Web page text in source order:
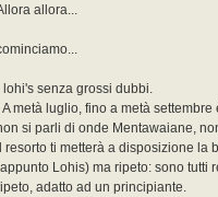
allora...
lohi's senza grossi dubbi.
A metà luglio, fino a metà
si parli di onde Mentawaiane,
Il resorto ti metterà a disposizione
Lohis) ma ripeto: sono tutti
adatto ad un principiante.